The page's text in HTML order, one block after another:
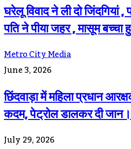
घरेलू विवाद ने ली दो जिंदगियां ,
पति ने पीया जहर , मासूम
Metro City Media
June 3, 2026
छिंदवाड़ा में महिला प्रधान
कदम, पेट्रोल डालकर दी जान।
July 29, 2026